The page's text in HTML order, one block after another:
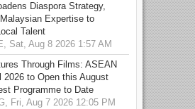
Diaspora Strategy,
Expertise to
Talent
Sat, Aug 8 2026 1:57 AM
Through Films: ASEAN
2026 to Open this August
Programme to Date
Fri, Aug 7 2026 12:05 PM